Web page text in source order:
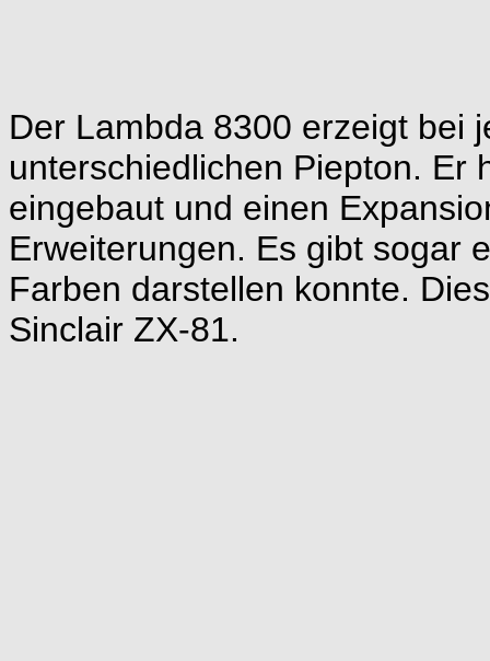
Der Lambda 8300 erzeigt bei
unterschiedlichen Piepton. Er
eingebaut und einen
Erweiterungen. Es gibt sogar
Farben darstellen konnte.
Sinclair ZX-81.